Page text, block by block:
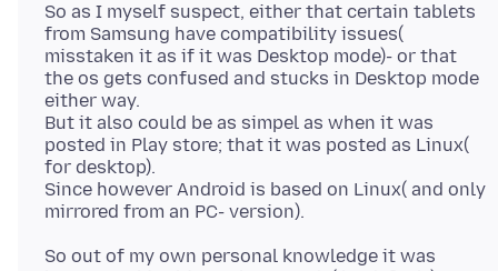
So as I myself suspect, either that certain tablets
from Samsung have compatibility issues(
misstaken it as if it was Desktop mode)- or that
the os gets confused and stucks in Desktop mode
either way.
But it also could be as simpel as when it was
posted in Play store; that it was posted as Linux(
for desktop).
Since however Android is based on Linux( and only
So out of my own personal knowledge it was